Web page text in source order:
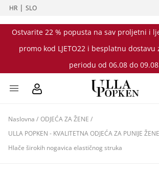
HR |SLO
Ostvarite 22 % popusta na sav proljetni i
promo kod LJETO22 i besplatnu dostavu
periodu od 06.08 do
Naslovna / ODJEĆA ZA ŽENE /
ULLA POPKEN - KVALITETNA ODJEĆA ZA PUNIJE ŽENE
Hlače širokih nogavica elastičnog struka